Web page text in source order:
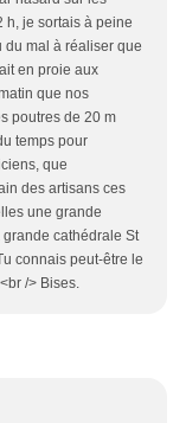
h, je sortais à peine
du mal à réaliser que
en proie aux
que nos
poutres de 20 m
temps pour
que
des artisans ces
une grande
cathédrale St
connais peut-être le
/> Bises.